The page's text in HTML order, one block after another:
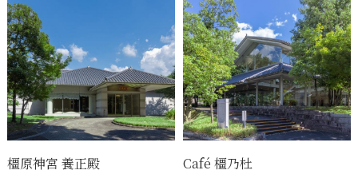
橿原神宮 養正殿 Café 橿乃杜